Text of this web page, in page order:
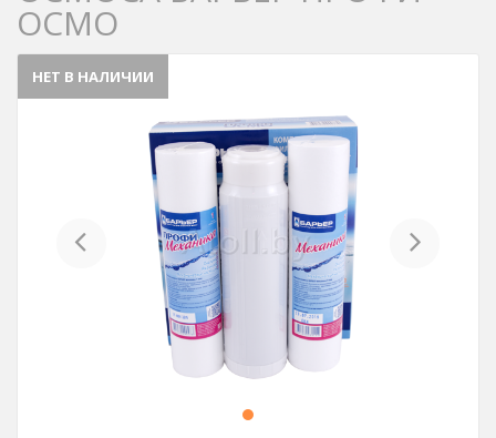
ОСМО
НЕТ В НАЛИЧИИ
Previous